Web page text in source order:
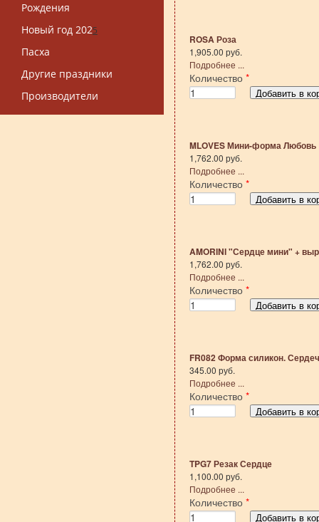
Рождения
Новый год 2025
Пасха
Другие праздники
Производители
ROSA Роза
1,905.00 руб.
Подробнее ...
Количество *
MLOVES Мини-форма Любовь
1,762.00 руб.
Подробнее ...
Количество *
AMORINI "Сердце мини" +
1,762.00 руб.
Подробнее ...
Количество *
FR082 Форма силикон.
345.00 руб.
Подробнее ...
Количество *
TPG7 Резак Сердце
1,100.00 руб.
Подробнее ...
Количество *